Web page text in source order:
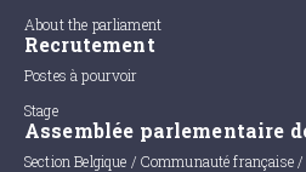
About the parliament
Recrutement
Postes à pourvoir
Stage
Assemblée parlementaire
Section Belgique / Communauté française